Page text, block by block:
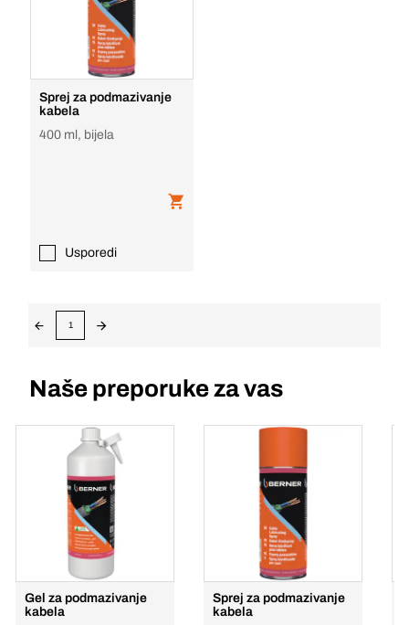
Sprej za podmazivanje
kabela
400 ml, bijela
Usporedi
1
Naše preporuke za vas
Gel za podmazivanje
kabela
Sprej za podmazivanje
kabela